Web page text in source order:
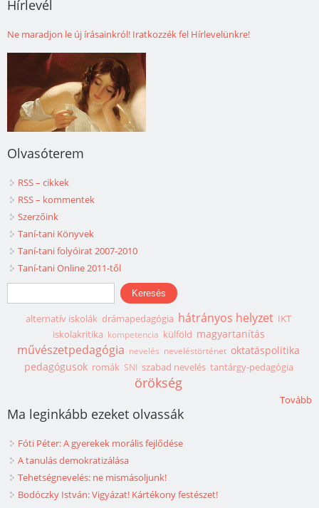
Hírlevél
Ne maradjon le új írásainkról! Iratkozzék fel Hírlevelünkre!
Olvasóterem
RSS – cikkek
RSS – kommentek
Szerzőink
Taní-tani Könyvek
Taní-tani folyóirat 2007-2010
Taní-tani Online 2011-től
Keresés űrlap
Keresés
alternatív iskolák drámapedagógia hátrányos helyzet IKT
iskolakritika kompetencia külföld magyartanítás
művészetpedagógia nevelés neveléstörténet oktatáspolitika
pedagógusok romák SNI szabad nevelés tantárgy-pedagógia
örökség
Tovább
Ma leginkább ezeket olvassák
Fóti Péter: A gyerekek morális fejlődése
A tanulás demokratizálása
Tehetségnevelés: ne mismásoljunk!
Bodóczky István: Vigyázat! Kártékony festészet!